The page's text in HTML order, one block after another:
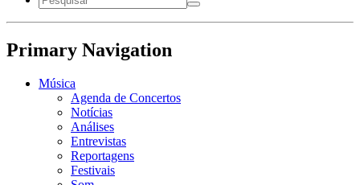
Primary Navigation
Música
Agenda de Concertos
Notícias
Análises
Entrevistas
Reportagens
Festivais